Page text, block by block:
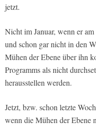
jetzt.
Nicht im Januar, wenn er
und schon gar nicht in den
Mühen der Ebene über ihn
Programms als nicht
herausstellen werden.
Jetzt, bzw. schon letzte
wenn die Mühen der Ebene